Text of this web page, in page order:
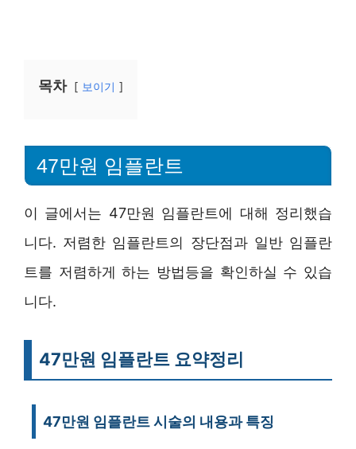
목차 보이기
47만원 임플란트
이 글에서는 47만원 임플란트에 대해 정리했습
니다. 저렴한 임플란트의 장단점과 일반 임플란
트를 저렴하게 하는 방법등을 확인하실 수 있습
니다.
47만원 임플란트 요약정리
47만원 임플란트 시술의 내용과 특징